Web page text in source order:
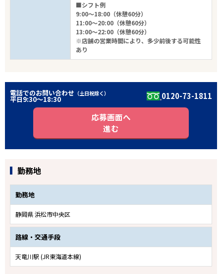
■シフト例
9:00～18:00（休憩60分）
11:00～20:00（休憩60分）
13:00～22:00（休憩60分）
※店舗の営業時間により、多少前後する可能性
あり
電話でのお問い合わせ （土日祝除く）
平日9:30〜18:30 0120-73-1811
応募画面へ
進む
勤務地
勤務地
静岡県 浜松市中央区
路線・交通手段
天竜川駅 (JR東海道本線)